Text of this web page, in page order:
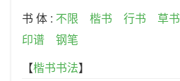
书 体 : 不限 楷书 行书 草书
印谱
钢笔
【楷书书法】